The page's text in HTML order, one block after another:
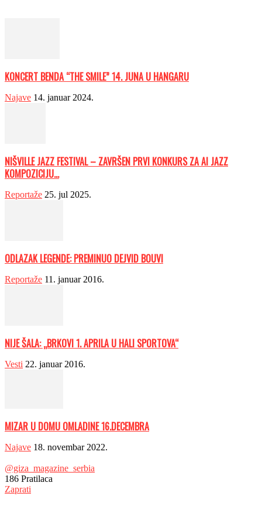
KONCERT BENDA “THE SMILE” 14. JUNA U HANGARU
Najave 14. januar 2024.
NIŠVILLE JAZZ FESTIVAL – ZAVRŠEN PRVI KONKURS ZA AI JAZZ
KOMPOZICIJU...
Reportaže 25. jul 2025.
ODLAZAK LEGENDE: PREMINUO DEJVID BOUVI
Reportaže 11. januar 2016.
NIJE ŠALA: „BRKOVI 1. APRILA U HALI SPORTOVA“
Vesti 22. januar 2016.
MIZAR U DOMU OMLADINE 16.DECEMBRA
Najave 18. novembar 2022.
@giza_magazine_serbia
186 Pratilaca
Zaprati